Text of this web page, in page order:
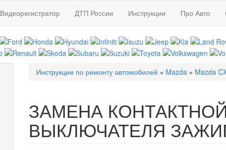
Видеорегистратор ДТП России Инструкции Про Авто
Вы здесь
Инструкции по ремонту автомобилей » Mazda » Mazda
ЗАМЕНА
ВЫКЛЮЧАТЕЛЯ